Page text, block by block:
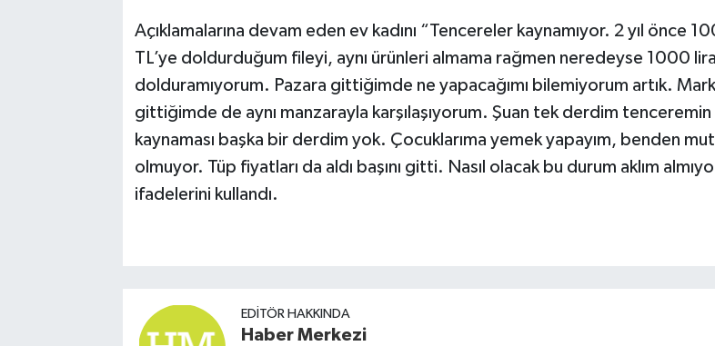
Açıklamalarına devam eden ev kadını “Tencereler kaynamıyor. 2 yıl önce
TL’ye doldurduğum fileyi, aynı ürünleri almama rağmen neredeyse 1000
dolduramıyorum. Pazara gittiğimde ne yapacağımı bilemiyorum artık.
gittiğimde de aynı manzarayla karşılaşıyorum. Şuan tek derdim tenceremin
kaynaması başka bir derdim yok. Çocuklarıma yemek yapayım, benden
olmuyor. Tüp fiyatları da aldı başını gitti. Nasıl olacak bu durum aklım
ifadelerini kullandı.
EDITÖR HAKKINDA
Haber Merkezi